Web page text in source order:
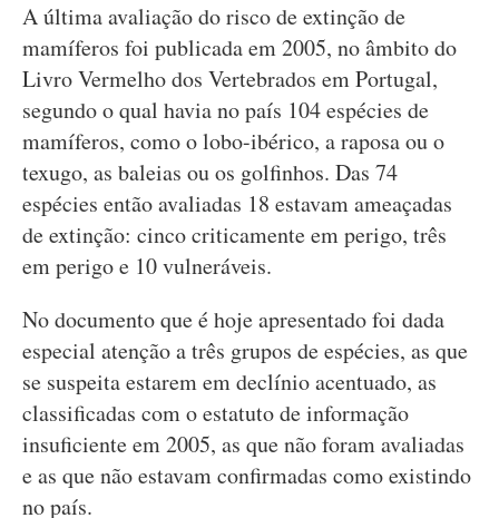
A última avaliação do risco de extinção de
mamíferos foi publicada em 2005, no âmbito do
Livro Vermelho dos Vertebrados em Portugal,
segundo o qual havia no país 104 espécies de
mamíferos, como o lobo-ibérico, a raposa ou o
texugo, as baleias ou os golfinhos. Das 74
espécies então avaliadas 18 estavam ameaçadas
de extinção: cinco criticamente em perigo, três
em perigo e 10 vulneráveis.
No documento que é hoje apresentado foi dada
especial atenção a três grupos de espécies, as que
se suspeita estarem em declínio acentuado, as
classificadas com o estatuto de informação
insuficiente em 2005, as que não foram avaliadas
e as que não estavam confirmadas como existindo
no país.